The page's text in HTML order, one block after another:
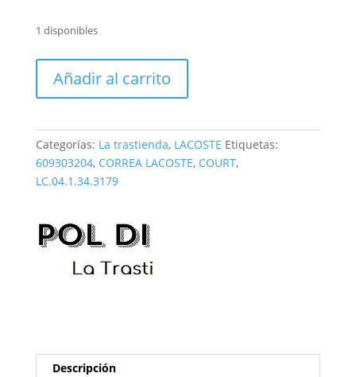
1 disponibles
Lacoste
Añadir al carrito
Categorías: La trastienda, LACOSTE Etiquetas:
609303204, CORREA LACOSTE, COURT,
LC.04.1.34.3179
Descripción